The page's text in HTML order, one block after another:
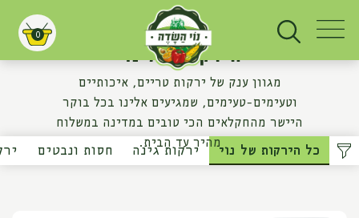
עגלת קניות
0 הירקות של נוי
מגוון ענק של ירקות טריים, איכותיים
וטעימים-טעימים, שמגיעים אלינו בכל בוקר
היישר מהחקלאים הכי טובים במדינה במשלוח
מהיר עד הבית.
כל הירקות של נוי ירקות גינה חסות ונבטים